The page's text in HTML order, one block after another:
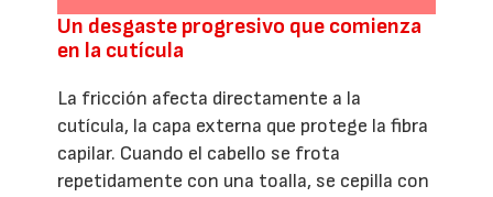
Un desgaste progresivo que comienza
en la cutícula
La fricción afecta directamente a la
cutícula, la capa externa que protege la fibra
capilar. Cuando el cabello se frota
repetidamente con una toalla, se cepilla con